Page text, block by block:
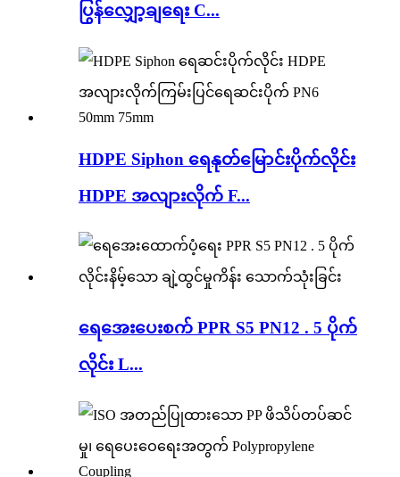
ပြွန်လျှော့ချရေး C...
HDPE Siphon ရေနုတ်မြောင်းပိုက်လိုင်း
HDPE အလျားလိုက် F...
ရေအေးပေးစက် PPR S5 PN12 . 5 ပိုက်
လိုင်း L...